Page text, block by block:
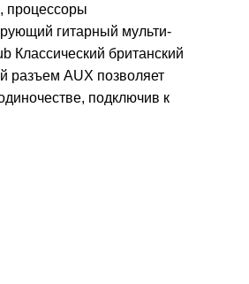
процессоры
гитарный мульти-
Классический британский
разъем AUX позволяет
подключив к